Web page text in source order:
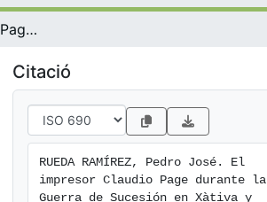
El impresor Claudio Page durante la Guerra de Sucesión en Xàtiva y Alacant
Citació
RUEDA RAMÍREZ, Pedro José. El
impresor Claudio Page durante la
Guerra de Sucesión en Xàtiva y